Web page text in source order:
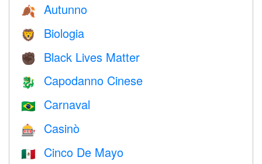
🍂 Autunno
🦁 Biologia
✊🏿 Black Lives Matter
🐉 Capodanno Cinese
🇧🇷 Carnaval
🎰 Casinò
🇲🇽 Cinco De Mayo